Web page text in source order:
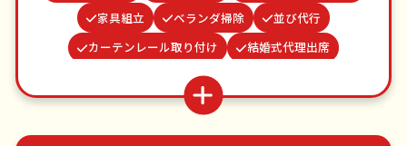
家具組立
ベランダ掃除
並び代行
カーテンレール取り付け
結婚式代理出席
謝罪代行
お庭の水やり
病院付き添い
買い物代行
物置解体
不用品回収
ゴミ屋敷片付け